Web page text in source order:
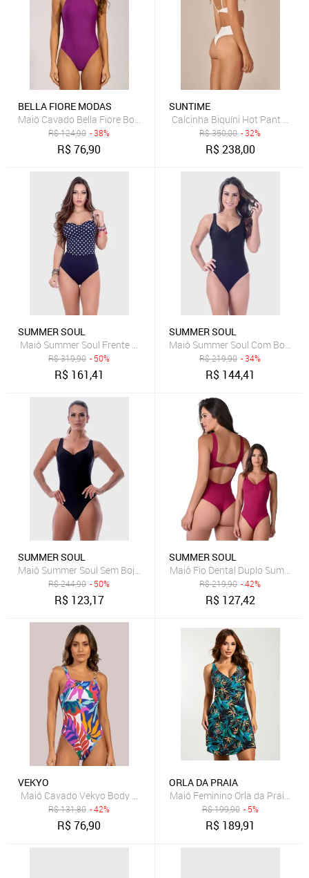
BELLA FIORE MODAS
Maiô Cavado Bella Fiore Body Costa Nua Canelado Moda Praia
R$124,90 - 38%
R$76,90
SUNTIME
Calcinha Biquíni Hot Pant
R$350,00 - 32%
R$238,00
SUMMER SOUL
Maiô Summer Soul Frente Única Poá Listrado Preto
R$319,90 - 50%
R$ 161,41
SUMMER SOUL
Maiô Summer Soul Com Bojo
R$219,90 - 34%
R$ 144,41
SUMMER SOUL
Maiô Summer Soul Sem Bojo Preto
R$244,90 - 50%
R$ 123,17
SUMMER SOUL
Maiô Fio Dental Duplo Summer
R$219,90 - 42%
R$ 127,42
VEKYO
Maiô Cavado Vekyo Body Costa Nua Canelado Moda Praia Verão
R$131,80 - 42%
R$76,90
ORLA DA PRAIA
Maiô Feminino Orla da Praia
R$199,90 - 5%
R$ 189,91